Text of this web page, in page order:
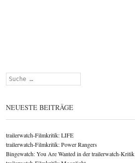
Suchen
NEUESTE BEITRÄGE
trailerwatch-Filmkritik: LIFE
trailerwatch-Filmkritik: Power Rangers
Bingewatch: You Are Wanted in der trailerwatch-Kritik